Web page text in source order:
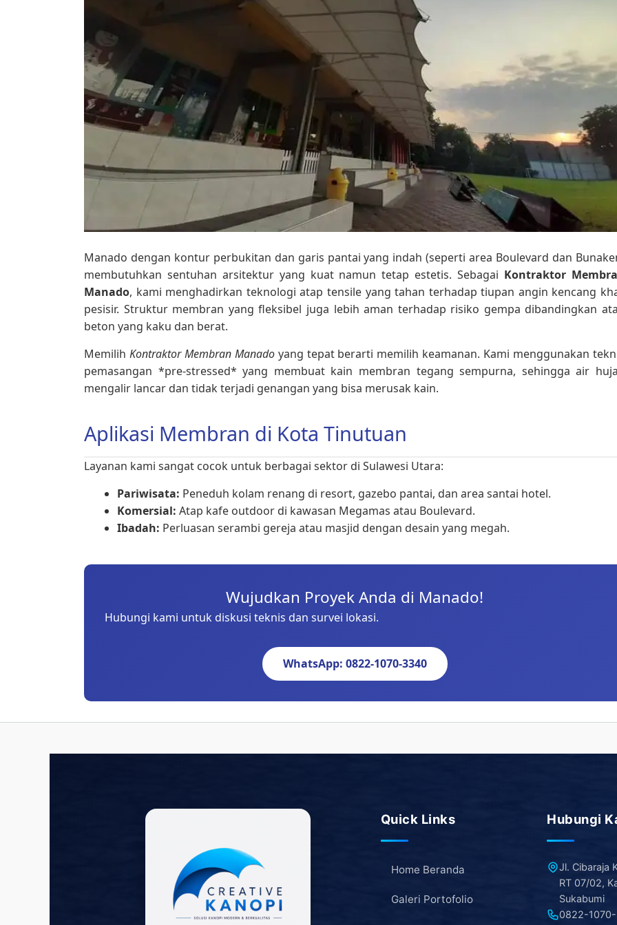
Manado dengan kontur perbukitan dan garis pantai yang indah (seperti area Boulevard dan
membutuhkan sentuhan arsitektur yang kuat namun tetap estetis. Sebagai Kontraktor
Manado, kami menghadirkan teknologi atap tensile yang tahan terhadap tiupan angin kencang
pesisir. Struktur membran yang fleksibel juga lebih aman terhadap risiko gempa dibandingkan
beton yang kaku dan berat.
Memilih Kontraktor Membran Manadoyang tepat berarti memilih keamanan. Kami menggunakan
pemasangan *pre-stressed* yang membuat kain membran tegang sempurna, sehingga air
mengalir lancar dan tidak terjadi genangan yang bisa merusak kain.
Aplikasi Membran di Kota Tinutuan
Layanan kami sangat cocok untuk berbagai sektor di Sulawesi Utara:
Pariwisata: Peneduh kolam renang di resort, gazebo pantai, dan area santai hotel.
Komersial: Atap kafe outdoor di kawasan Megamas atau Boulevard.
Ibadah: Perluasan serambi gereja atau masjid dengan desain yang megah.
Wujudkan Proyek Anda di Manado!
Hubungi kami untuk diskusi teknis dan survei lokasi.
WhatsApp: 0822-1070-3340
Quick Links
Home Beranda
Galeri Portofolio
Hubungi
Jl. Cibaraja
RT 07/02,
Sukabumi
0822-